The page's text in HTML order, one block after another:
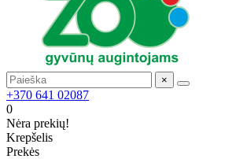
×
+370 641 02087
0
Nėra prekių!
Krepšelis
Prekės